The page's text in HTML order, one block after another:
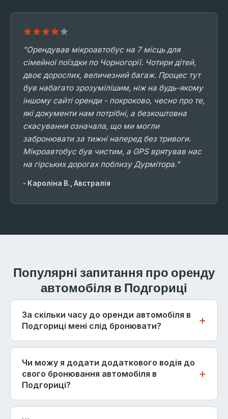
"Орендував мікроавтобус на 7 місць для
сімейної поїздки по Чорногорії. Чотири дітей,
двоє дорослих, величезний багаж. Процес тут
був набагато зрозумілішим, ніж на будь-якому
іншому сайті оренди - покроково, чесно про те,
які документи нам потрібні, а безкоштовна
скасування означала, що ми могли
забронювати за тижні наперед без тривоги.
Мікроавтобус був чистим, а GPS врятував нас
на гірських дорогах поблизу Дурмітора."
- Кароліна В., Австралія
Популярні запитання про оренду
автомобіля в Подгориці
За скільки часу до оренди автомобіля в
Подгориці мені слід бронювати?
Для подорожей влітку (червень-серпень)
рекомендуємо бронювати щонайменше за 2-3
тижні - особливо для автоматичних автомобілів,
мікроавтобусів на 7 місць та автомобілів з
дитячими сидіннями. Ці категорії швидко
Чи можу я додати додаткового водія до
свого бронювання автомобіля в
Подгориці?
Так. Додаткові водії можуть бути додані під час